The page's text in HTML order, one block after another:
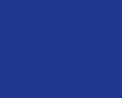
сакаат да ги